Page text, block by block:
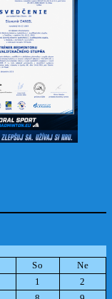
So
Ne
1
2